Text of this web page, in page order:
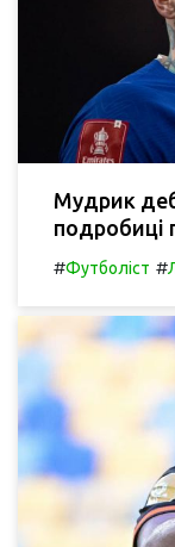
Мудрик
подробиці
#Футболіст #